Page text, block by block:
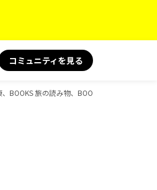
コミュニティを見る
BOOKS 旅の読み物、BOOKS、D-Booksのガ